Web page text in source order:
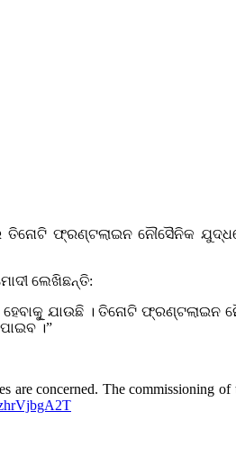
ତିନୋଟି ଫ୍ରଣ୍ଟଲାଇନ ନୌସୈନିକ
ଲେଖିଛନ୍ତି:
ଯାଉଛି । ତିନୋଟି
।”
are concerned. The commissioning